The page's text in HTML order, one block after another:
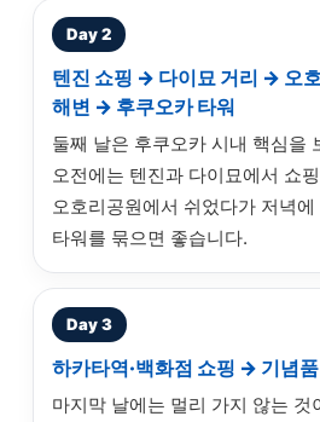
Day 2
텐진 쇼핑 → 다이묘 거리 → 오
해변 → 후쿠오카 타워
둘째 날은 후쿠오카 시내 핵심을
오전에는 텐진과 다이묘에서 쇼
오호리공원에서 쉬었다가 저녁
타워를 묶으면 좋습니다.
Day 3
하카타역·백화점 쇼핑 → 기념
마지막 날에는 멀리 가지 않는 것